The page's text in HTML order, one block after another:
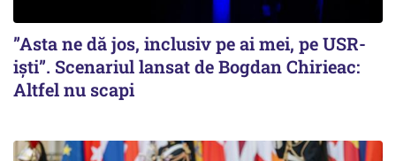
”Asta ne dă jos, inclusiv pe ai mei, pe USR-
iști”. Scenariul lansat de Bogdan Chirieac:
Altfel nu scapi